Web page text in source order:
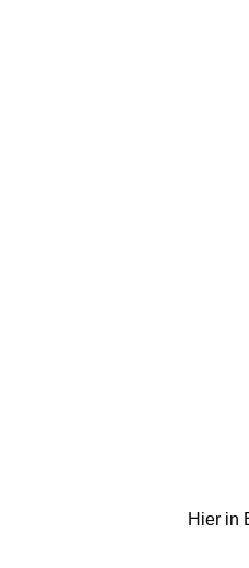
Hier in